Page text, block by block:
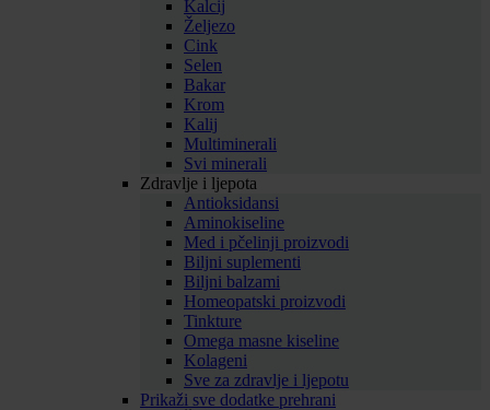
Kalcij
Željezo
Cink
Selen
Bakar
Krom
Kalij
Multiminerali
Svi minerali
Zdravlje i ljepota
Antioksidansi
Aminokiseline
Med i pčelinji proizvodi
Biljni suplementi
Biljni balzami
Homeopatski proizvodi
Tinkture
Omega masne kiseline
Kolageni
Sve za zdravlje i ljepotu
Prikaži sve dodatke prehrani